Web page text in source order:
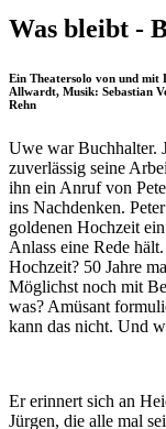
Was bleibt -
Ein Theatersolo von und
Allwardt, Musik: Sebastian
Rehn
Uwe war Buchhalter.
zuverlässig seine
ihn ein Anruf von
ins Nachdenken.
goldenen Hochzeit
Anlass eine Rede
Hochzeit? 50 Jahre
Möglichst noch mit
was? Amüsant
kann das nicht. Und
Er erinnert sich an
Jürgen, die alle mal